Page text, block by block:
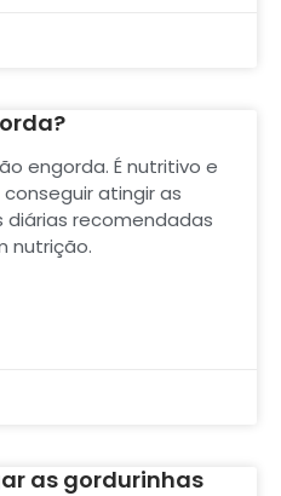
engorda. É nutritivo e
atingir as
recomendadas
nutrição.
as gordurinhas